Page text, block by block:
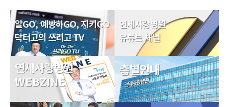
알GO, 예방하GO, 지키GO
닥터고의 쓰리고 TV
연세사랑병원
유튜브 채널
연세사랑병원
WEBZINE
층별안내